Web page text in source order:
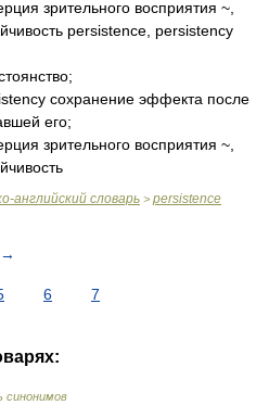
зрительного восприятия ~,
persistence, persistency
сохранение эффекта после
его;
зрительного восприятия ~,
английский словарь > persistence
→
6 7
синонимов